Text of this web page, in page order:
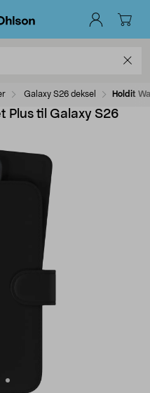
Galaxy S26 deksel Holdit
Plus til Galaxy S26